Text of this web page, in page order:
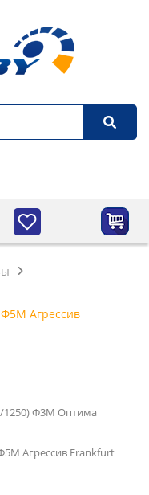
Агрессив
1250) Ф3М Оптима
Агрессив Frankfurt